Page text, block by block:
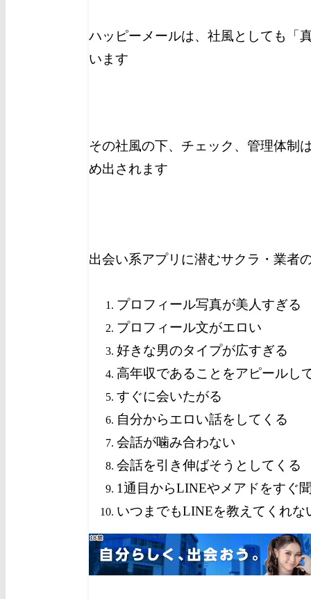
ハッピーメールは、社風としても「
います
その社風の下、チェック、管理体制
め出されます
出会い系アプリに潜むサクラ・業者
プロフィール写真が美人すぎる
プロフィール文がエロい
好きな男のタイプが広すぎる
高年収であることをアピールし
すぐに会いたがる
自分からエロい話をしてくる
会話が噛み合わない
会話を引き伸ばそうとしてくる
1通目からLINEやメアドをすぐ
いつまでもLINEを教えてくれな